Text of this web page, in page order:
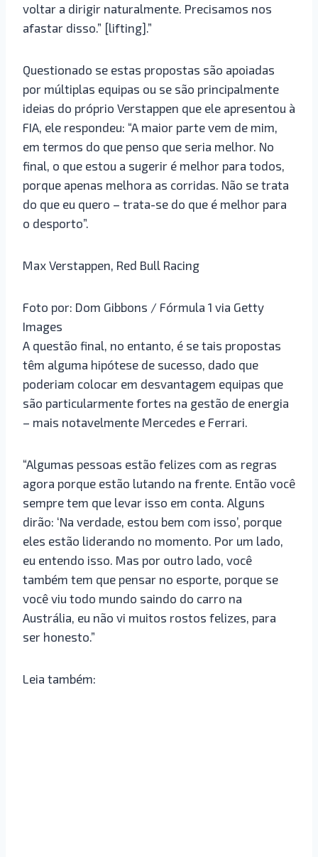
voltar a dirigir naturalmente. Precisamos nos
afastar disso.” [lifting].”
Questionado se estas propostas são apoiadas
por múltiplas equipas ou se são principalmente
ideias do próprio Verstappen que ele apresentou à
FIA, ele respondeu: “A maior parte vem de mim,
em termos do que penso que seria melhor. No
final, o que estou a sugerir é melhor para todos,
porque apenas melhora as corridas. Não se trata
do que eu quero – trata-se do que é melhor para
o desporto”.
Max Verstappen, Red Bull Racing
Foto por: Dom Gibbons / Fórmula 1 via Getty
Images
A questão final, no entanto, é se tais propostas
têm alguma hipótese de sucesso, dado que
poderiam colocar em desvantagem equipas que
são particularmente fortes na gestão de energia
– mais notavelmente Mercedes e Ferrari.
“Algumas pessoas estão felizes com as regras
agora porque estão lutando na frente. Então você
sempre tem que levar isso em conta. Alguns
dirão: ‘Na verdade, estou bem com isso’, porque
eles estão liderando no momento. Por um lado,
eu entendo isso. Mas por outro lado, você
também tem que pensar no esporte, porque se
você viu todo mundo saindo do carro na
Austrália, eu não vi muitos rostos felizes, para
ser honesto.”
Leia também: